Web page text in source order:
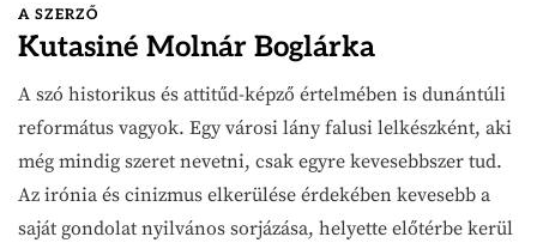
A SZERZŐ
Kutasiné Molnár Boglárka
A szó historikus és attitűd-képző értelmében is dunántúli
református vagyok. Egy városi lány falusi lelkészként, aki
még mindig szeret nevetni, csak egyre kevesebbszer tud.
Az irónia és cinizmus elkerülése érdekében kevesebb a
saját gondolat nyilvános sorjázása, helyette előtérbe kerül